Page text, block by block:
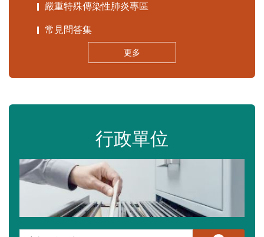
嚴重特殊傳染性肺炎專區
常見問答集
更多
行政單位